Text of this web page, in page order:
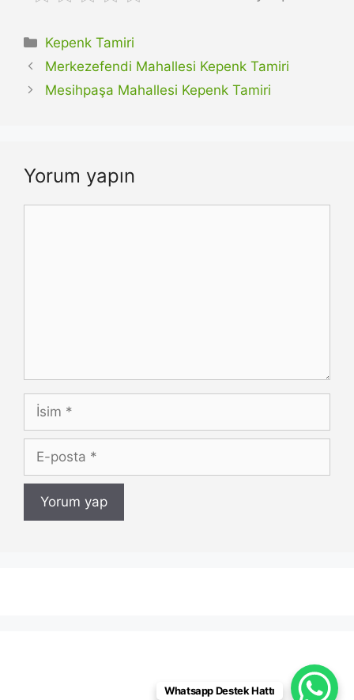
Kategoriler
Kepenk Tamiri
Merkezefendi Mahallesi Kepenk Tamiri
Mesihpaşa Mahallesi Kepenk Tamiri
Yorum yapın
İsim
posta
Whatsapp Destek Hattı